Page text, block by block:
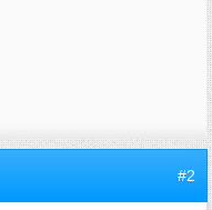
#2